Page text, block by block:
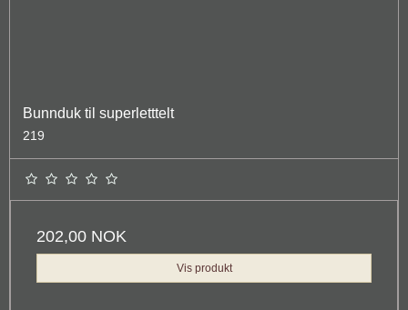
Bunnduk til superletttelt
219
202,00 NOK
Vis produkt